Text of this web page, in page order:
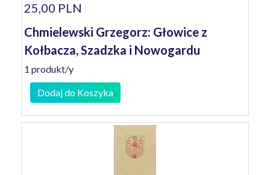
25,00 PLN
Chmielewski Grzegorz: Głowice z
Kołbacza, Szadzka i Nowogardu
1 produkt/y
Dodaj do Koszyka